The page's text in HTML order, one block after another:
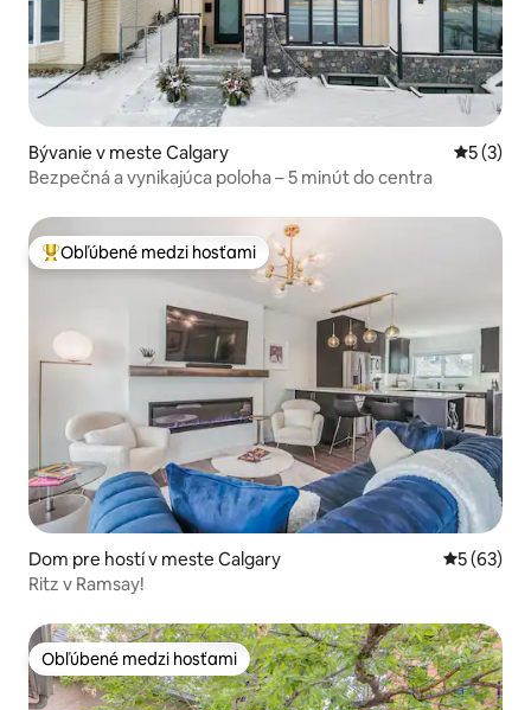
Bývanie v meste Calgary
5 (3)
Bezpečná a vynikajúca poloha – 5 minút do centra
Najobľúbenejšie medzi hosťami
Obľúbené medzi hosťami
Dom pre hostí v meste Calgary
5 (63)
Ritz v Ramsay!
Obľúbené medzi hosťami
Obľúbené medzi hosťami